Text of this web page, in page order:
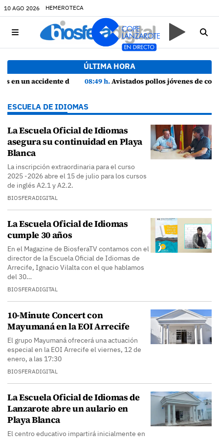
10 AGO 2026 HEMEROTECA
ÚLTIMA HORA
08:49 h.Avistados pollos jóvenes de corredor sahariano y episodios de cortejo de hubara cerca del rally de Lanzarote
ESCUELA DE IDIOMAS
La Escuela Oficial de Idiomas
asegura su continuidad en Playa
Blanca
La inscripción extraordinaria para el curso
2025 -2026 abre el 15 de julio para los cursos
de inglés A2.1 y A2.2.
BIOSFERADIGITAL
La Escuela Oficial de Idiomas
cumple 30 años
En el Magazine de BiosferaTV contamos con el
director de la Escuela Oficial de Idiomas de
Arrecife, Ignacio Vilalta con el que hablamos
del 30…
BIOSFERADIGITAL
10-Minute Concert con
Mayumaná en la EOI Arrecife
El grupo Mayumaná ofrecerá una actuación
especial en la EOI Arrecife el viernes, 12 de
enero, a las 17:30
BIOSFERADIGITAL
La Escuela Oficial de Idiomas de
Lanzarote abre un aulario en
Playa Blanca
El centro educativo impartirá inicialmente en